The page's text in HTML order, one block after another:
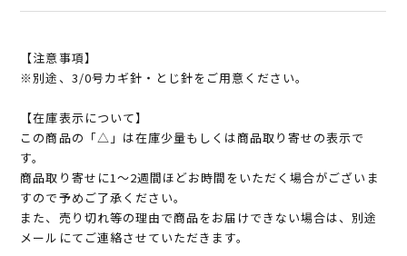
【注意事項】
※別途、3/0号カギ針・とじ針をご用意ください。
【在庫表示について】
この商品の「△」は在庫少量もしくは商品取り寄せの表示で
す。
商品取り寄せに1～2週間ほどお時間をいただく場合がございま
すので予めご了承ください。
また、売り切れ等の理由で商品をお届けできない場合は、別途
メールにてご連絡させていただきます。